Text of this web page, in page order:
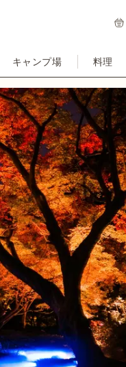
キャンプ場 料理